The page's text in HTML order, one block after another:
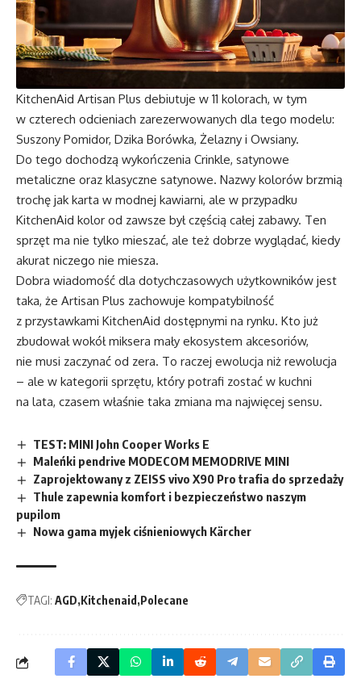
KitchenAid Artisan Plus debiutuje w 11 kolorach, w tym
w czterech odcieniach zarezerwowanych dla tego modelu:
Suszony Pomidor, Dzika Borówka, Żelazny i Owsiany.
Do tego dochodzą wykończenia Crinkle, satynowe
metaliczne oraz klasyczne satynowe. Nazwy kolorów brzmią
trochę jak karta w modnej kawiarni, ale w przypadku
KitchenAid kolor od zawsze był częścią całej zabawy. Ten
sprzęt ma nie tylko mieszać, ale też dobrze wyglądać, kiedy
akurat niczego nie miesza.
Dobra wiadomość dla dotychczasowych użytkowników jest
taka, że Artisan Plus zachowuje kompatybilność
z przystawkami KitchenAid dostępnymi na rynku. Kto już
zbudował wokół miksera mały ekosystem akcesoriów,
nie musi zaczynać od zera. To raczej ewolucja niż rewolucja
– ale w kategorii sprzętu, który potrafi zostać w kuchni
na lata, czasem właśnie taka zmiana ma najwięcej sensu.
TEST: MINI John Cooper Works E
Maleńki pendrive MODECOM MEMODRIVE MINI
Zaprojektowany z ZEISS vivo X90 Pro trafia do sprzedaży
Thule zapewnia komfort i bezpieczeństwo naszym
pupilom
Nowa gama myjek ciśnieniowych Kärcher
TAGI: AGD Kitchenaid Polecane